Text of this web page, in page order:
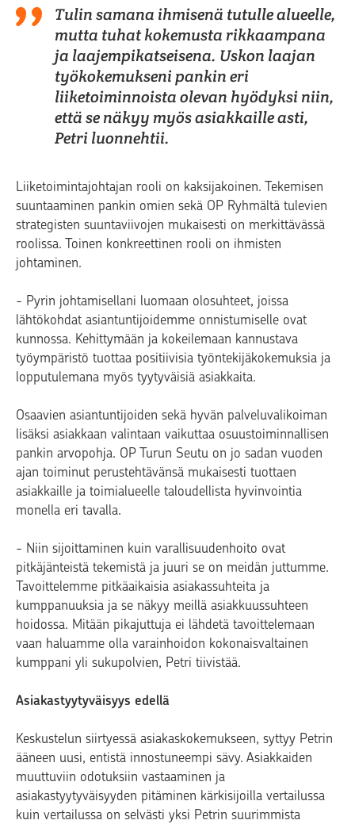
Tulin samana ihmisenä tutulle alueelle,
mutta tuhat kokemusta rikkaampana
ja laajempikatseisena. Uskon laajan
työkokemukseni pankin eri
liiketoiminnoista olevan hyödyksi niin,
että se näkyy myös asiakkaille asti,
Petri luonnehtii.
Liiketoimintajohtajan rooli on kaksijakoinen. Tekemisen
suuntaaminen pankin omien sekä OP Ryhmältä tulevien
strategisten suuntaviivojen mukaisesti on merkittävässä
roolissa. Toinen konkreettinen rooli on ihmisten
johtaminen.
- Pyrin johtamisellani luomaan olosuhteet, joissa
lähtökohdat asiantuntijoidemme onnistumiselle ovat
kunnossa. Kehittymään ja kokeilemaan kannustava
työympäristö tuottaa positiivisia työntekijäkokemuksia ja
lopputulemana myös tyytyväisiä asiakkaita.
Osaavien asiantuntijoiden sekä hyvän palveluvalikoiman
lisäksi asiakkaan valintaan vaikuttaa osuustoiminnallisen
pankin arvopohja. OP Turun Seutu on jo sadan vuoden
ajan toiminut perustehtävänsä mukaisesti tuottaen
asiakkaille ja toimialueelle taloudellista hyvinvointia
monella eri tavalla.
- Niin sijoittaminen kuin varallisuudenhoito ovat
pitkäjänteistä tekemistä ja juuri se on meidän juttumme.
Tavoittelemme pitkäaikaisia asiakassuhteita ja
kumppanuuksia ja se näkyy meillä asiakkuussuhteen
hoidossa. Mitään pikajuttuja ei lähdetä tavoittelemaan
vaan haluamme olla varainhoidon kokonaisvaltainen
kumppani yli sukupolvien, Petri tiivistää.
Asiakastyytyväisyys edellä
Keskustelun siirtyessä asiakaskokemukseen, syttyy Petrin
ääneen uusi, entistä innostuneempi sävy. Asiakkaiden
muuttuviin odotuksiin vastaaminen ja
asiakastyytyväisyyden pitäminen kärkisijoilla vertailussa
kuin vertailussa on selvästi yksi Petrin suurimmista